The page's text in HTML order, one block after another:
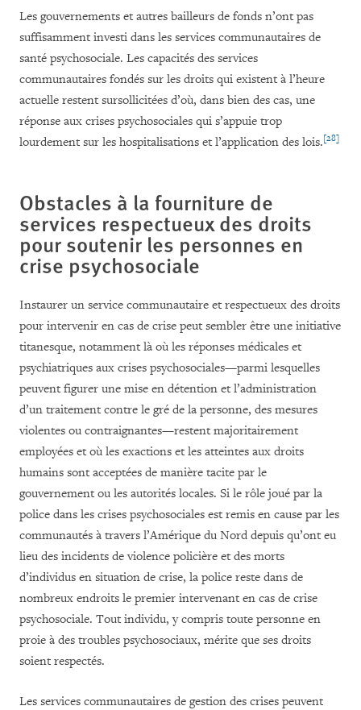
Les gouvernements et autres bailleurs de fonds n’ont pas
suffisamment investi dans les services communautaires de
santé psychosociale. Les capacités des services
communautaires fondés sur les droits qui existent à l’heure
actuelle restent sursollicitées d’où, dans bien des cas, une
réponse aux crises psychosociales qui s’appuie trop
lourdement sur les hospitalisations et l’application des lois.[28]
Obstacles à la fourniture de
services respectueux des droits
pour soutenir les personnes en
crise psychosociale
Instaurer un service communautaire et respectueux des droits
pour intervenir en cas de crise peut sembler être une initiative
titanesque, notamment là où les réponses médicales et
psychiatriques aux crises psychosociales—parmi lesquelles
peuvent figurer une mise en détention et l’administration
d’un traitement contre le gré de la personne, des mesures
violentes ou contraignantes—restent majoritairement
employées et où les exactions et les atteintes aux droits
humains sont acceptées de manière tacite par le
gouvernement ou les autorités locales. Si le rôle joué par la
police dans les crises psychosociales est remis en cause par les
communautés à travers l’Amérique du Nord depuis qu’ont eu
lieu des incidents de violence policière et des morts
d’individus en situation de crise, la police reste dans de
nombreux endroits le premier intervenant en cas de crise
psychosociale. Tout individu, y compris toute personne en
proie à des troubles psychosociaux, mérite que ses droits
soient respectés.
Les services communautaires de gestion des crises peuvent